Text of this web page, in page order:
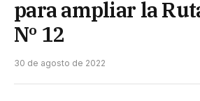
para ampliar la
Nº 12
30 de agosto de 2022